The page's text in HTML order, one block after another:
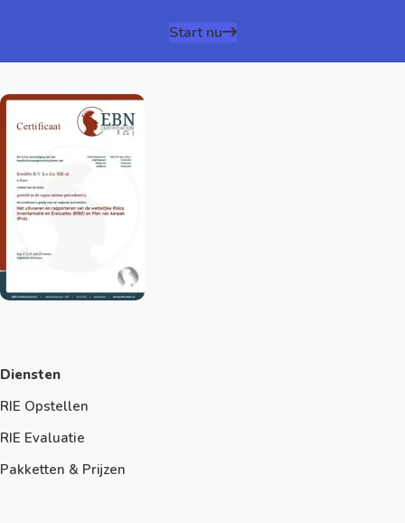
Start nu
Diensten
RIE Opstellen
RIE Evaluatie
Pakketten & Prijzen